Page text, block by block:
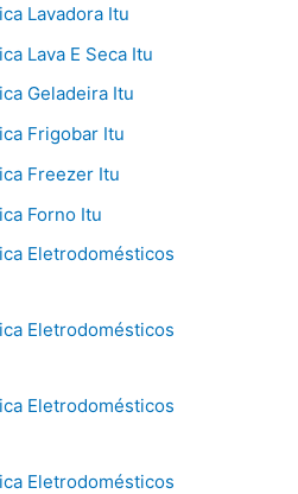
Lavadora Itu
Lava E Seca Itu
Geladeira Itu
Frigobar Itu
Freezer Itu
Forno Itu
Eletrodomésticos
Eletrodomésticos
Eletrodomésticos
Eletrodomésticos